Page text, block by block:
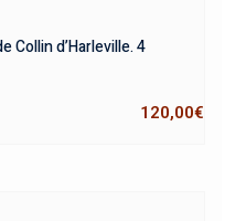
Collin d’Harleville. 4
120,00€